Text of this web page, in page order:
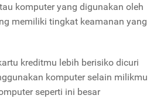
komputer yang digunakan oleh
memiliki tingkat keamanan yang
kreditmu lebih berisiko dicuri
komputer selain milikmu
seperti ini besar